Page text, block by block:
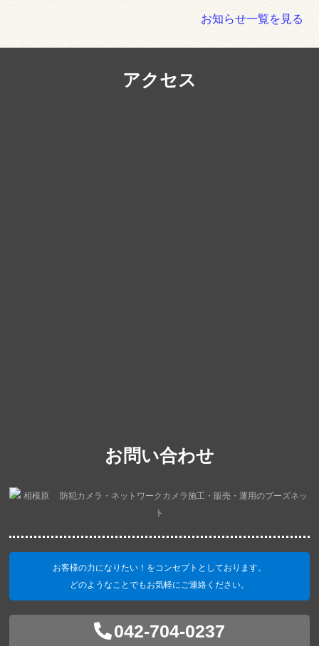
お知らせ一覧を見る
アクセス
お問い合わせ
お客様の力になりたい！をコンセプトとしております。
どのようなことでもお気軽にご連絡ください。
042-704-0237